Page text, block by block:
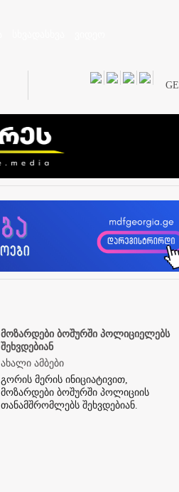
GE
მოზარდები ბოშურში პოლიციელებს
შეხვდებიან
ახალი ამბები
გორის მერის ინიციატივით,
მოზარდები ბოშურში პოლიციის
თანამშრომლებს შეხვდებიან.